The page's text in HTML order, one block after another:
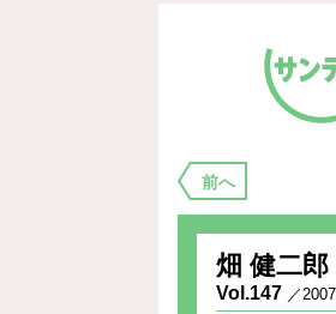
前へ
畑 健二郎
Vol.147 ／